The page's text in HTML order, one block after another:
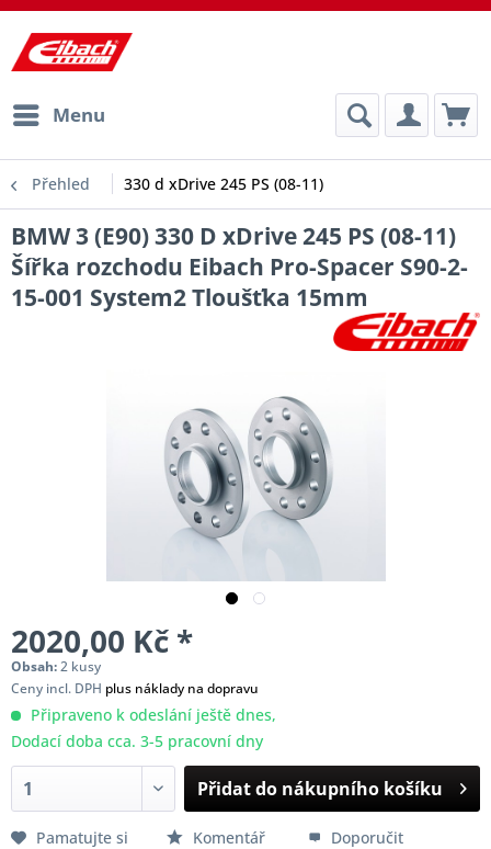
Menu
Přehled 330 d xDrive 245 PS (08-11)
BMW 3 (E90) 330 D xDrive 245 PS (08-11)
Šířka rozchodu Eibach Pro-Spacer S90-2-
15-001 System2 Tloušťka 15mm
2020,00 Kč *
Obsah:2 kusy
Ceny incl. DPH plus náklady na dopravu
Připraveno k odeslání ještě dnes,
Dodací doba cca. 3-5 pracovní dny
Přidat do nákupního košíku
Pamatujte si Komentář Doporučit